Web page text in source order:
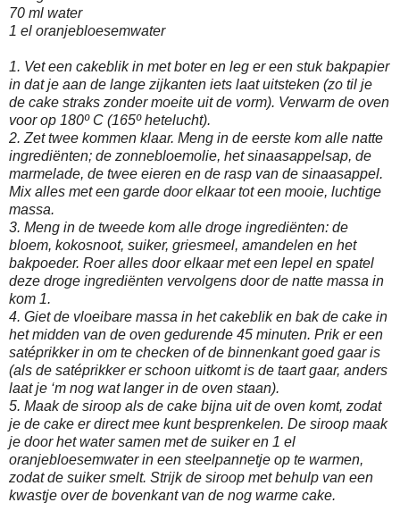
70 ml water
1 el oranjebloesemwater
1. Vet een cakeblik in met boter en leg er een stuk bakpapier
in dat je aan de lange zijkanten iets laat uitsteken (zo til je
de cake straks zonder moeite uit de vorm). Verwarm de oven
voor op 180º C (165º hetelucht).
2. Zet twee kommen klaar. Meng in de eerste kom alle natte
ingrediënten; de zonnebloemolie, het sinaasappelsap, de
marmelade, de twee eieren en de rasp van de sinaasappel.
Mix alles met een garde door elkaar tot een mooie, luchtige
massa.
3. Meng in de tweede kom alle droge ingrediënten: de
bloem, kokosnoot, suiker, griesmeel, amandelen en het
bakpoeder. Roer alles door elkaar met een lepel en spatel
deze droge ingrediënten vervolgens door de natte massa in
kom 1.
4. Giet de vloeibare massa in het cakeblik en bak de cake in
het midden van de oven gedurende 45 minuten. Prik er een
satéprikker in om te checken of de binnenkant goed gaar is
(als de satéprikker er schoon uitkomt is de taart gaar, anders
laat je ‘m nog wat langer in de oven staan).
5. Maak de siroop als de cake bijna uit de oven komt, zodat
je de cake er direct mee kunt besprenkelen. De siroop maak
je door het water samen met de suiker en 1 el
oranjebloesemwater in een steelpannetje op te warmen,
zodat de suiker smelt. Strijk de siroop met behulp van een
kwastje over de bovenkant van de nog warme cake.